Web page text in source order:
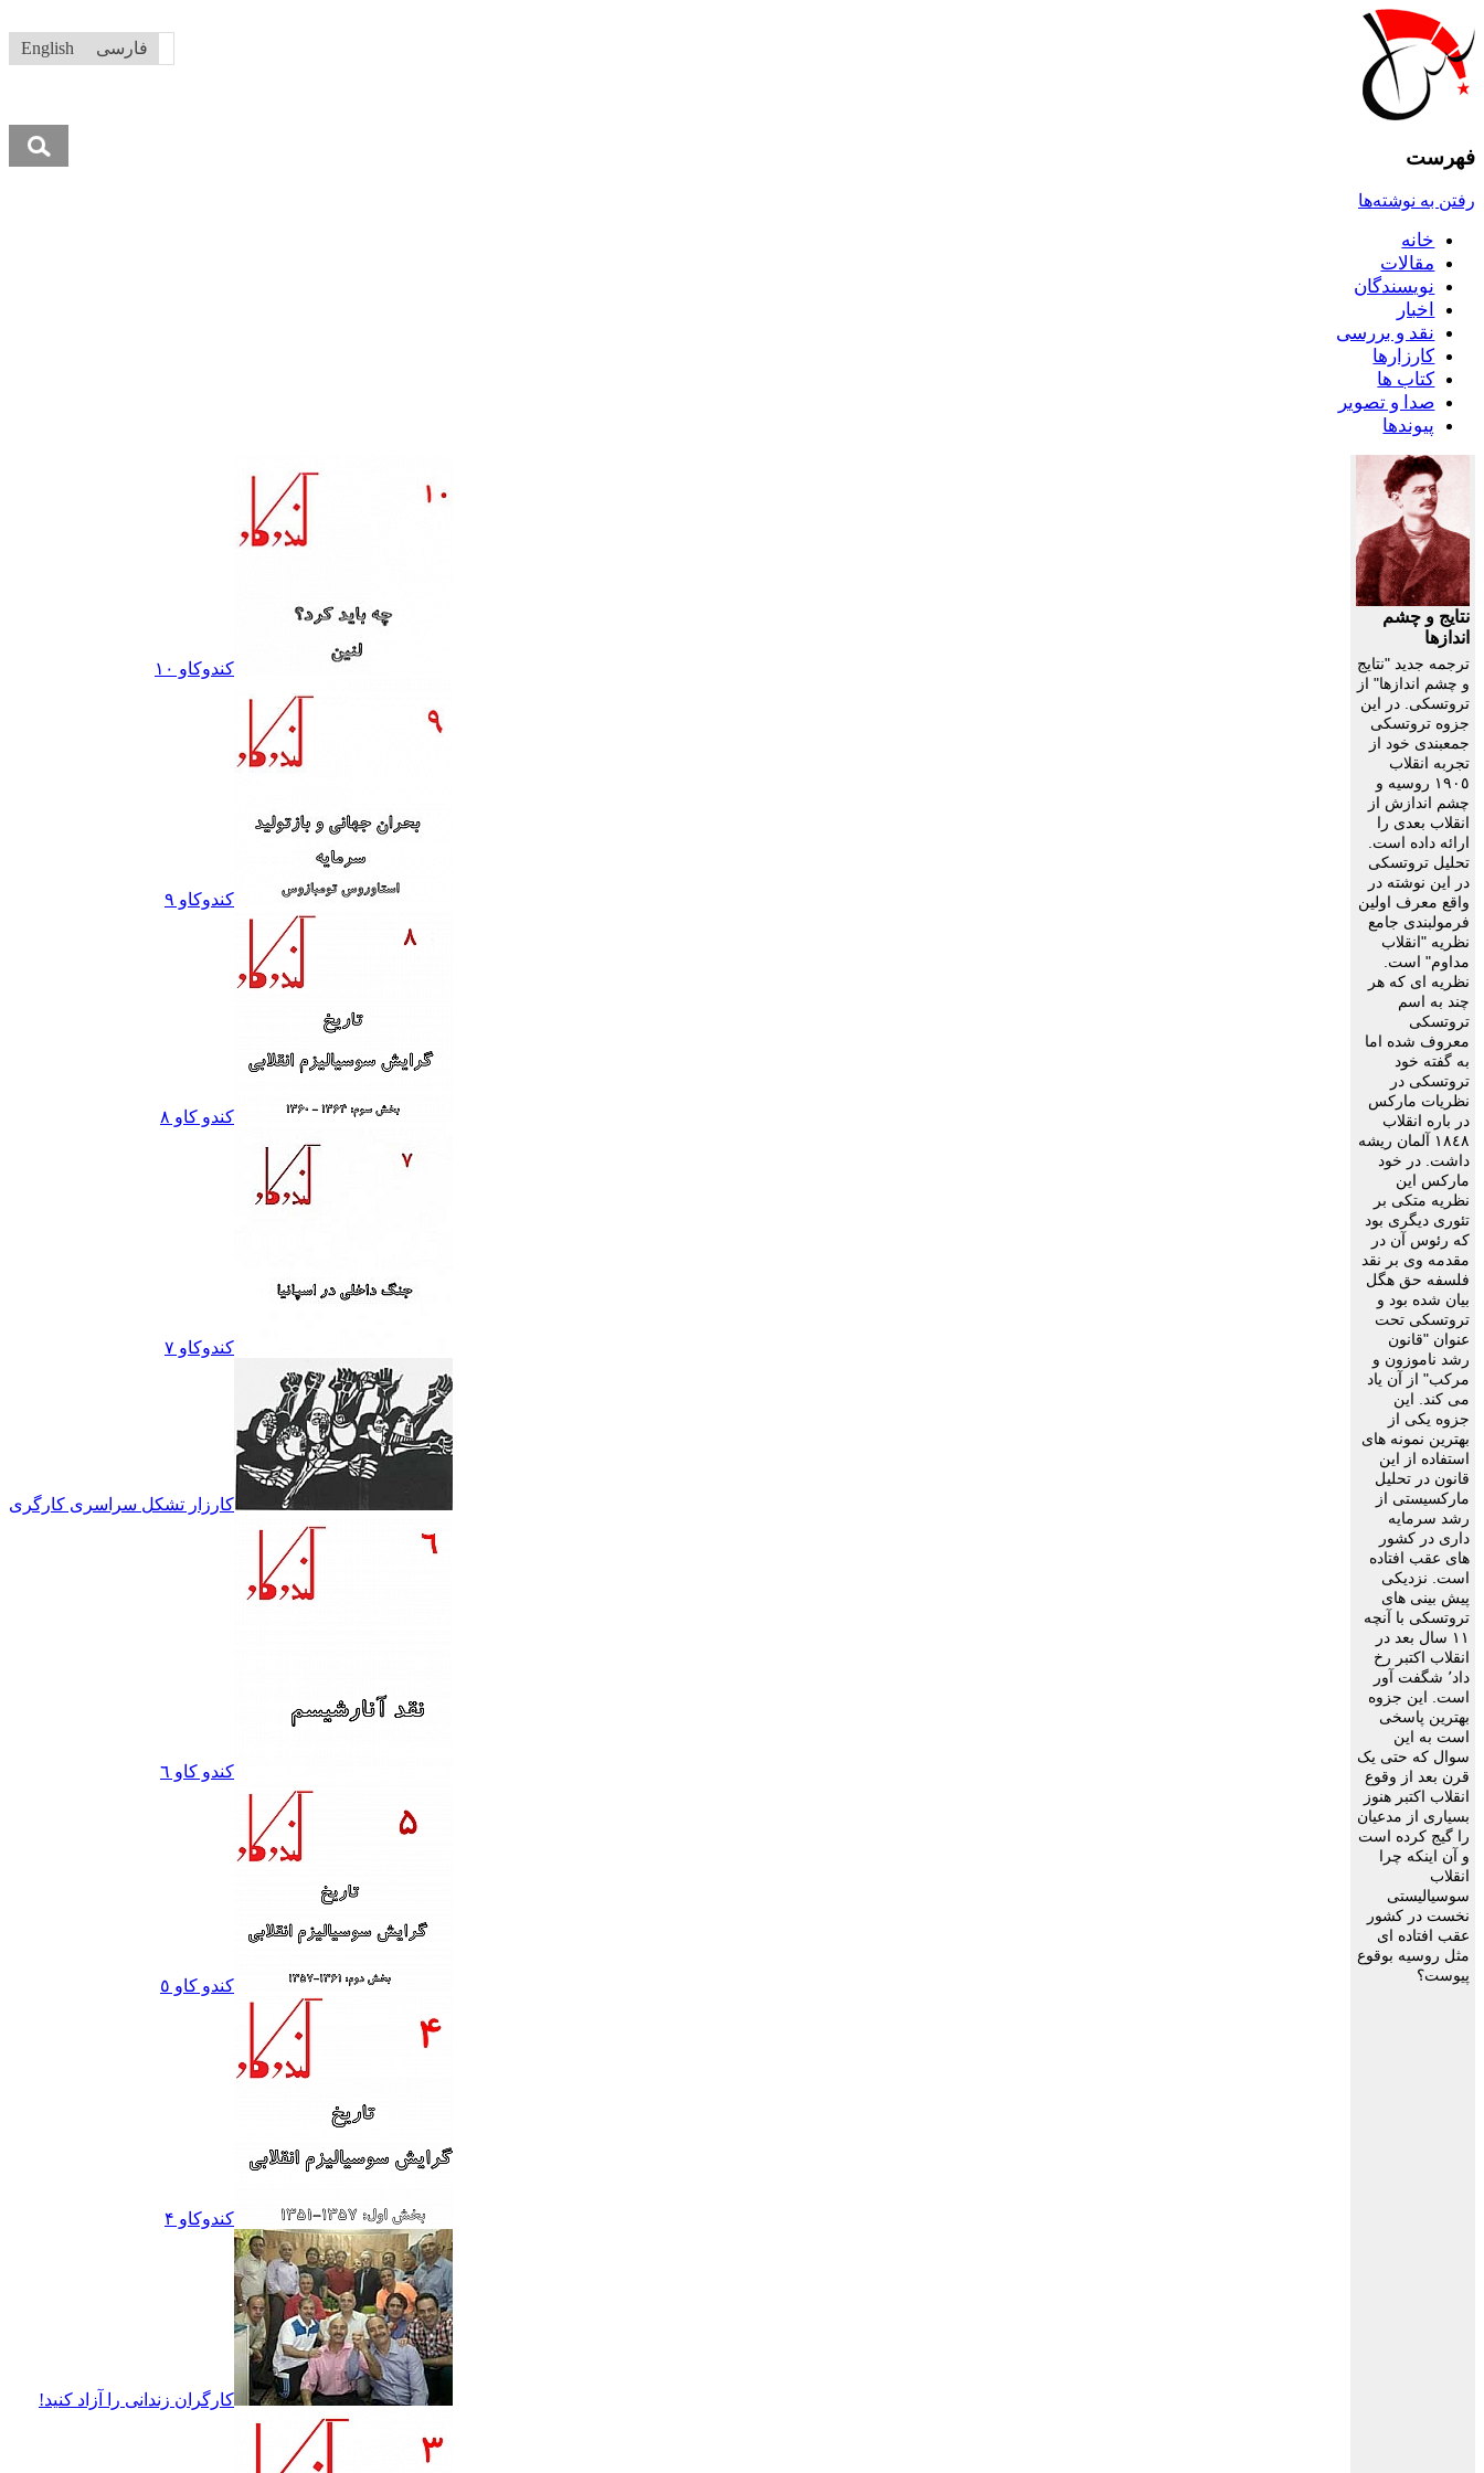
فارسی English
فهرست
رفتن به نوشته‌ها
خانه
مقالات
نويسندگان
اخبار
نقد و بررسى
کارزارها
کتاب ها
صدا و تصوير
پيوندها
نتايج و چشم
اندازها
ترجمه جديد "نتايج
و چشم اندازها" از
تروتسکى. در اين
جزوه تروتسکى
جمعبندى خود از
تجربه انقلاب
١٩٠٥ روسيه و
چشم اندازش از
انقلاب بعدى را
ارائه داده است.
تحليل تروتسکى
در اين نوشته در
واقع معرف اولين
فرمولبندى جامع
نظريه "انقلاب
مداوم" است.
نظريه اى که هر
چند به اسم
تروتسکى
معروف شده اما
به گفته خود
تروتسکى در
نظريات مارکس
در باره انقلاب
١٨٤٨ آلمان ريشه
داشت. در خود
مارکس اين
نظريه متکى بر
تئورى ديگرى بود
که رئوس آن در
مقدمه وى بر نقد
فلسفه حق هگل
بيان شده بود و
تروتسکى تحت
عنوان "قانون
رشد ناموزون و
مرکب" از آن ياد
مى کند. اين
جزوه يکى از
بهترين نمونه هاى
استفاده از اين
قانون در تحليل
مارکسيستى از
رشد سرمايه
دارى در کشور
هاى عقب افتاده
است. نزديکى
پيش بينى هاى
تروتسکى با آنچه
١١ سال بعد در
انقلاب اکتبر رخ
داد٬ شگفت آور
است. اين جزوه
بهترين پاسخى
است به اين
سوال که حتى يک
قرن بعد از وقوع
انقلاب اکتبر هنوز
بسيارى از مدعيان
را گيج کرده است
و آن اينکه چرا
انقلاب
سوسياليستى
نخست در کشور
عقب افتاده اى
مثل روسيه بوقوع
پيوست؟
کندوکاو ١٠
کندوکاو ٩
کندو کاو ٨
کندوکاو ۷
کارزار تشکل سراسرى کارگرى
کندو کاو ٦
کندو کاو ٥
کندوکاو ۴
کارگران زندانى را آزاد کنيد!